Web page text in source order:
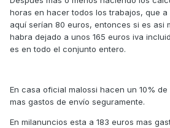
horas en hacer todos los trabajos, que
aquí serían 80 euros, entonces si es asi
habra dejado a unos 165 euros iva
es en todo el conjunto entero.
En casa oficial malossi hacen un 10%
mas gastos de envío seguramente.
En milanuncios esta a 183 euros mas